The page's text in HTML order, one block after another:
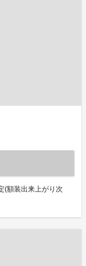
(額装出来上がり次